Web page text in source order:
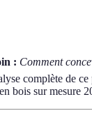
: Comment
complète de
bois sur mesure